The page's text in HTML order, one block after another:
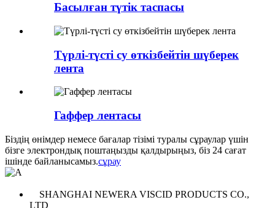
Басылған түтік таспасы
Түрлі-түсті су өткізбейтін шүберек
лента
Гаффер лентасы
Біздің өнімдер немесе бағалар тізімі туралы сұраулар үшін
бізге электрондық поштаңызды қалдырыңыз, біз 24 сағат
ішінде байланысамыз.сұрау
SHANGHAI NEWERA VISCID PRODUCTS CO.,
LTD